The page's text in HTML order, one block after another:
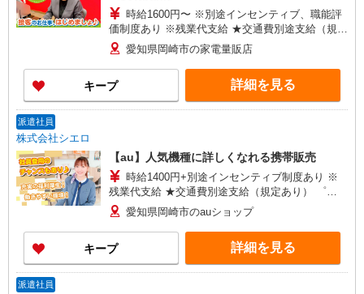
時給1600円〜 ※別途インセンティブ、職能評
価制度あり ※残業代支給 ★交通費別途支給（規定
あり） ゜+゜・。○。・゜+゜・。○。・゜+゜ 入
社祝い金10万円支給(規定有) お友達を紹介頂くと,
インセンティブ支給(規定有) ★月2回払い・週払い
可能（規程有）★ ゜・。○。・゜+゜・。○。・゜
+゜
愛知県岡崎市の家電量販店
キープ 詳細を見る
派遣社員
株式会社シエロ
【au】人気機種に詳しくなれる携帯販売
時給1400円+別途インセンティブ制度あり ※
残業代支給 ★交通費別途支給（規定あり） ゜
+゜・。○。・゜+゜・。○。・゜+゜ 入社祝い金10
万円支給(規定有) お友達を紹介頂くと, インセンテ
ィブ支給(規定有) ★月2回払い・週払い可能（規程
有）★ ゜・。○。・゜+゜・。○。・゜+゜
愛知県岡崎市のauショップ
キープ 詳細を見る
派遣社員